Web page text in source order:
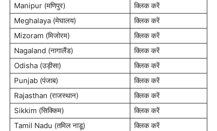
Manipur (मणिपुर)
क्लिक करें
Meghalaya (मेघालय)
क्लिक करें
Mizoram (मिजोरम)
क्लिक करें
Nagaland (नागालैंड)
क्लिक करें
Odisha (उड़ीसा)
क्लिक करें
Punjab (पंजाब)
क्लिक करें
Rajasthan (राजस्थान)
क्लिक करें
Sikkim (सिक्किम)
क्लिक करें
Tamil Nadu (तमिल नाडू)
क्लिक करें